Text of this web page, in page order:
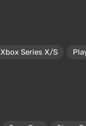
Xbox Series X/S